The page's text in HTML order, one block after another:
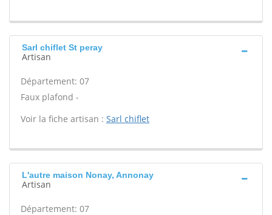
Sarl chiflet St peray
Artisan
Département: 07
Faux plafond -
Voir la fiche artisan : Sarl chiflet
L'autre maison Nonay, Annonay
Artisan
Département: 07